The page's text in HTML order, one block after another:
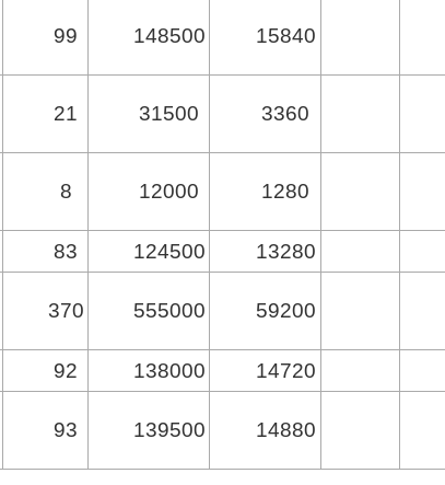
99 148500 15840
21 31500 3360
8 12000 1280
83 124500 13280
370 555000 59200
92 138000 14720
93 139500 14880